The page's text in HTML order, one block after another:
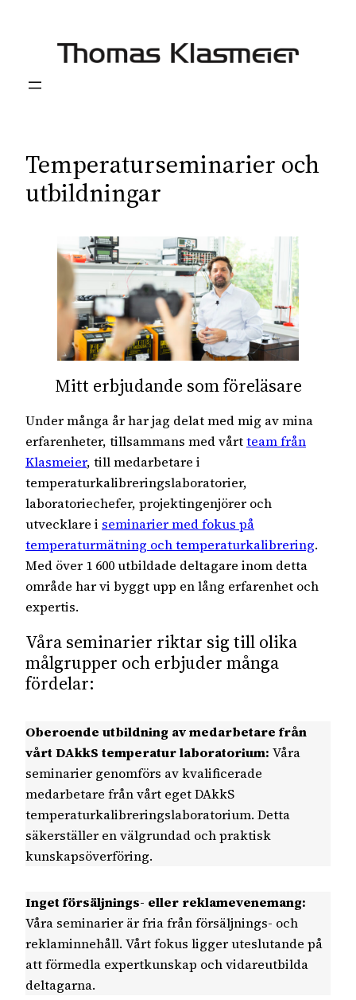
Temperaturseminarier och
utbildningar
Mitt erbjudande som föreläsare
Under många år har jag delat med mig av mina
erfarenheter, tillsammans med vårtteam från
Klasmeier, till medarbetare i
temperaturkalibreringslaboratorier,
laboratoriechefer, projektingenjörer och
utvecklare i seminarier med fokus på
temperaturmätning och temperaturkalibrering.
Med över 1 600 utbildade deltagare inom detta
område har vi byggt upp en lång erfarenhet och
expertis.
Våra seminarier riktar sig till olika
målgrupper och erbjuder många
fördelar:
Oberoende utbildning av medarbetare från
vårt DAkkS temperatur laboratorium: Våra
seminarier genomförs av kvalificerade
medarbetare från vårt eget DAkkS
temperaturkalibreringslaboratorium. Detta
säkerställer en välgrundad och praktisk
kunskapsöverföring.
Inget försäljnings- eller reklamevenemang:
Våra seminarier är fria från försäljnings- och
reklaminnehåll. Vårt fokus ligger uteslutande på
att förmedla expertkunskap och vidareutbilda
deltagarna.